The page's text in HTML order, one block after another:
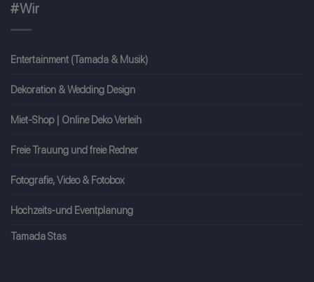
#Wir
Entertainment (Tamada & Musik)
Dekoration & Wedding Design
Miet-Shop | Online Deko Verleih
Freie Trauung und freie Redner
Fotografie, Video & Fotobox
Hochzeits-und Eventplanung
Tamada Stas